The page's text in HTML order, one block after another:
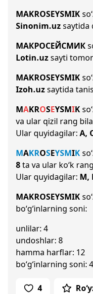
MAKROSEYSMIK
Sinonim.uzsaytida
МАКРОСЕЙСМИК
Lotin.uzsayti
MAKROSEYSMIK
Izoh.uzsaytida
MAKROSEYSMIK
va ular qizil rang
Ular quyidagilar: A,
MAKROSEYSMIK
8ta va ular ko‘k
Ular quyidagilar: M,
MAKROSEYSMIK
bo‘g‘inlarning soni:
unlilar: 4
undoshlar: 8
hamma harflar: 12
bo‘g‘inlarning soni: 4
4